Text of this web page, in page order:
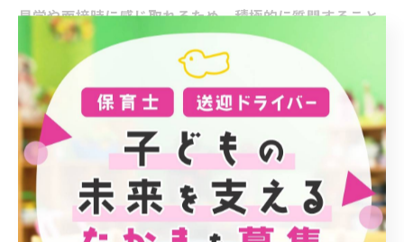
見学や面接時に感じ取れるため、積極的に質問すること
をおすすめします。
職場見学でチェックしたい指導員の働き方
求人応募前に職場見学を行うことで、実際の指導員の働
き方や現場の雰囲気を直接確認できます。特に、子ども
たちへの接し方やスタッフ同士の連携、1日の業務の流れ
など、自分が働くイメージを具体的に持つことが大切で